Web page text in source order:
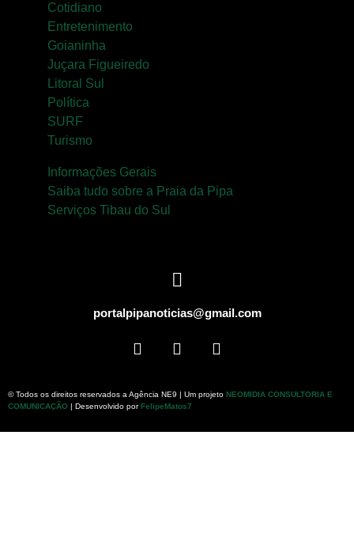
Cotidiano
Entretenimento
Goianinha
Juçara Figueiredo
Litoral Sul
Política
SURF
Turismo
Informações Gerais
Saiba tudo sobre a Praia da Pipa
Serviços Tibau do Sul
portalpipanoticias@gmail.com
© Todos os direitos reservados a Agência NE9 | Um projeto NEOMIDIA CONSULTORIA E
COMUNICAÇÃO
| Desenvolvido por FelipeMatos7